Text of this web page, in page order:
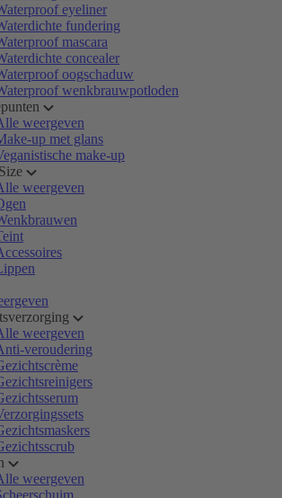
eyeliner
fundering
mascara
concealer
oogschaduw
wenkbrauwpotloden
weergeven
up met glans
make-up
weergeven
weergeven
veroudering
weergeven